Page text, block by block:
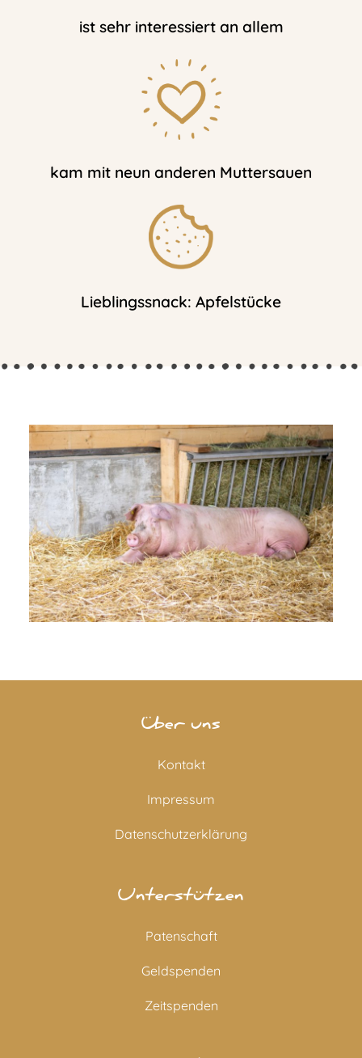
ist sehr interessiert an allem
kam mit neun anderen Muttersauen
Lieblingssnack: Apfelstücke
Über uns
Kontakt
Impressum
Datenschutzerklärung
Unterstützen
Patenschaft
Geldspenden
Zeitspenden